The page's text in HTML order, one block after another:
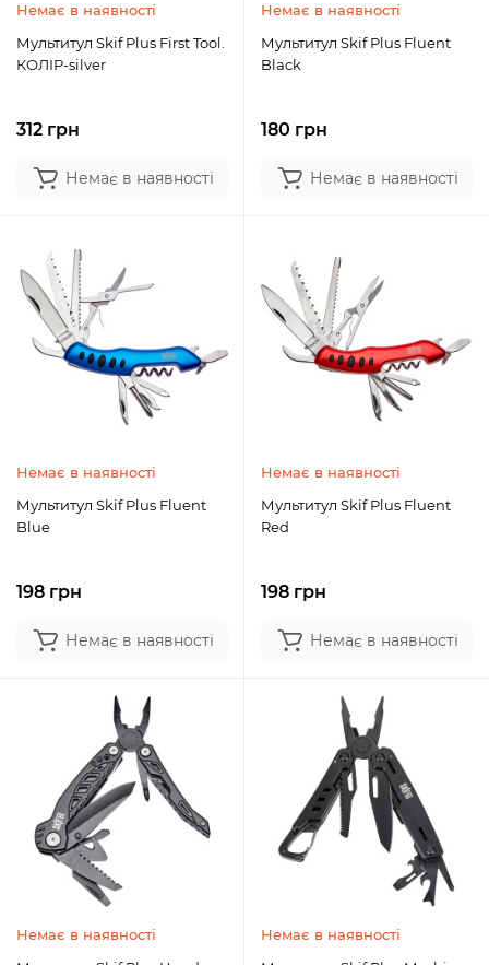
Немає в наявності
Мультитул Skif Plus First Tool.
КОЛІР-silver
312 грн
Немає в наявності
Немає в наявності
Мультитул Skif Plus Fluent
Black
180 грн
Немає в наявності
Немає в наявності
Мультитул Skif Plus Fluent
Blue
198 грн
Немає в наявності
Немає в наявності
Мультитул Skif Plus Fluent
Red
198 грн
Немає в наявності
Немає в наявності
Немає в наявності